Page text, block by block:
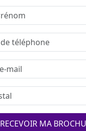
RECEVOIR MA